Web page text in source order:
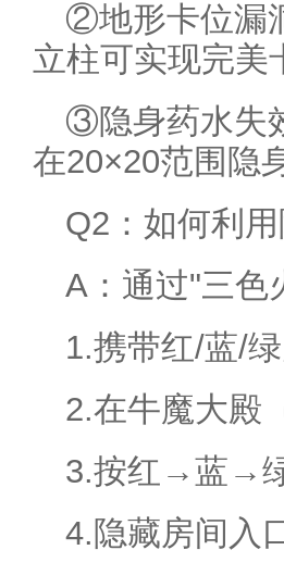
②地形卡位漏
立柱可实现完美
③隐身药水失
在20×20范围隐
Q2：如何利
A：通过"三色
1.携带红/蓝/
2.在牛魔大殿
3.按红→蓝→
4.隐藏房间入